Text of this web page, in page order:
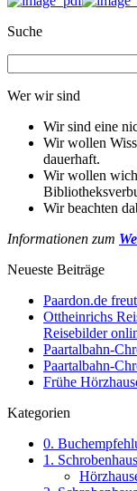
Suche
nach:
Wer wir sind
Wir sind eine
Wir wollen
dauerhaft.
Wir wollen
Wir beachten
Informationen zum
Neueste Beiträge
Paardon.de
Ottheinrichs
Reisebilder
Paartalbahn-
Paartalbahn-
Frühe
Kategorien
0.
1.